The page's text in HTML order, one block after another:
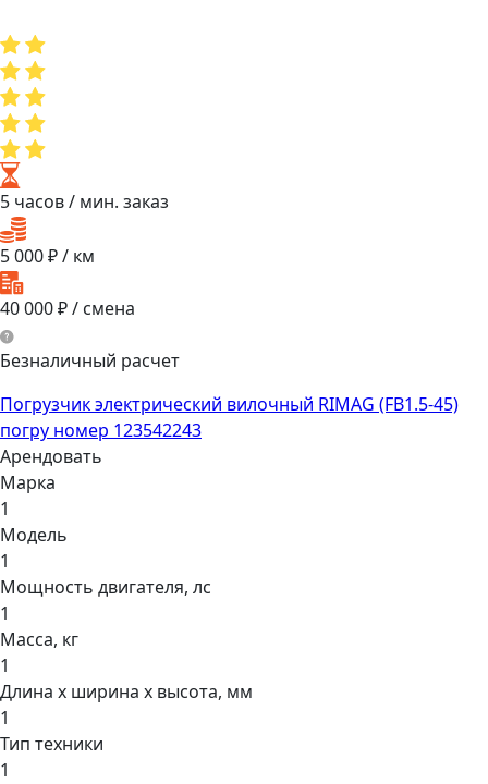
5 часов/ мин. заказ
5 000₽ / км
40 000₽ / смена
Безналичный расчет
Погрузчик электрический вилочный RIMAG (FB1.5-45)
погру номер 123542243
Арендовать
Марка
1
Модель
1
Мощнocть двигaтеля, лс
1
Масса, кг
1
Длина х ширина х высота, мм
1
Тип техники
1